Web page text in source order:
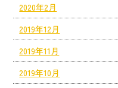
2020年2月
2019年12月
2019年11月
2019年10月